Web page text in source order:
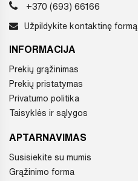
+370 (693) 66166
Užpildykite kontaktinę formą
INFORMACIJA
Prekių grąžinimas
Prekių pristatymas
Privatumo politika
Taisyklės ir sąlygos
APTARNAVIMAS
Susisiekite su mumis
Grąžinimo forma